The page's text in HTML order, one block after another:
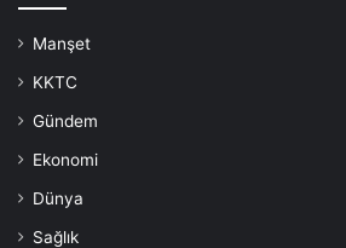
Manşet
KKTC
Gündem
Ekonomi
Dünya
Sağlık